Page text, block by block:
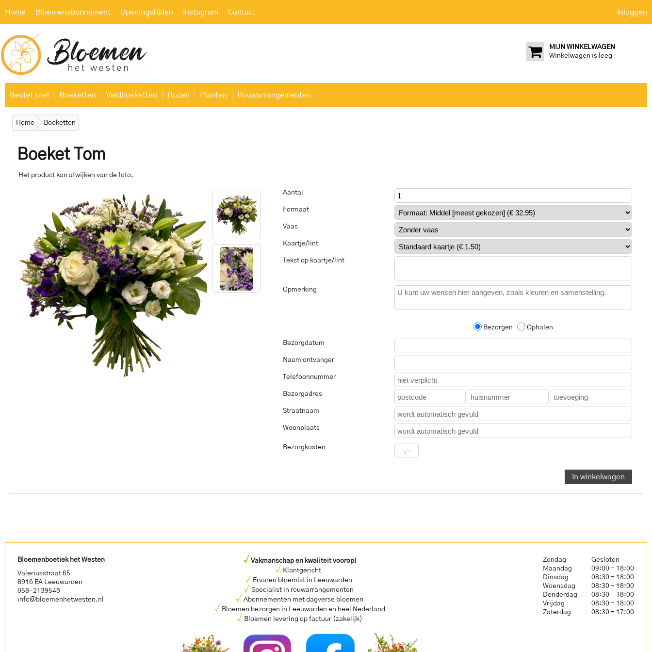
Home Bloemenabonnement Openingstijden Instagram Contact Inloggen
MIJN WINKELWAGEN
Winkelwagen is leeg
Bestel snel Boeketten Veldboeketten Rozen Planten Rouwarrangementen
Home Boeketten
Boeket Tom
Het product kan afwijken van de foto.
Aantal
Formaat
Vaas
Kaartje/lint
Tekst op kaartje/lint
Opmerking
Bezorgen Ophalen
Bezorgdatum
Naam ontvanger
Telefoonnummer
Bezorgadres
Straatnaam
Woonplaats
Bezorgkosten
In winkelwagen
Bloemenboetiek het Westen
Valeriusstraat 65
8916 EA Leeuwarden
058-2139546
info@bloemenhetwesten.nl
√ Vakmanschap en kwaliteit voorop!
√ Klantgericht
√ Ervaren bloemist in Leeuwarden
√Specialist in rouwarrangementen
√ Abonnementen met dagverse bloemen
√ Bloemen bezorgen in Leeuwarden en heel Nederland
√ Bloemen levering op factuur (zakelijk)
Zondag
Gesloten
Maandag
09:00 - 18:00
Dinsdag
08:30 - 18:00
Woensdag
08:30 - 18:00
Donderdag
08:30 - 18:00
Vrijdag
08:30 - 18:00
Zaterdag
08:30 - 17:00